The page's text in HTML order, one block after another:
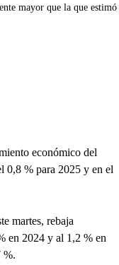
mayor que la que estimó
económico del
0,8 % para 2025 y en el
martes, rebaja
en 2024 y al 1,2 % en
%.